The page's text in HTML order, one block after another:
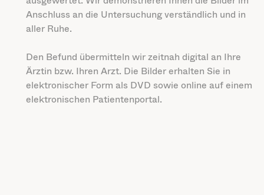
Anschluss an die Untersuchung verständlich und in
aller Ruhe.
Den Befund übermitteln wir zeitnah digital an Ihre
Ärztin bzw. Ihren Arzt. Die Bilder erhalten Sie in
elektronischer Form als DVD sowie online auf einem
elektronischen Patientenportal.